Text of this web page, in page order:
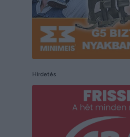
Hirdetés